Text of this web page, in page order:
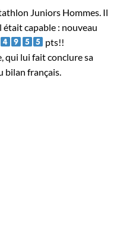
Juniors Hommes. Il
capable : nouveau
pts!!
qui lui fait conclure sa
bilan français.